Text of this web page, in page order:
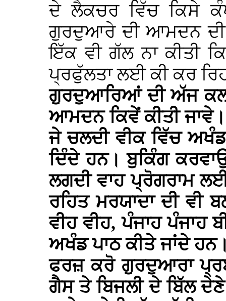
ਦੇ ਲੈਕਚਰ ਵਿੱਚ ਕਿਸੇ
ਗੁਰਦੁਆਰੇ ਦੀ ਆਮਦਨ ਦੀ
ਇੱਕ ਵੀ ਗੱਲ ਨਾ ਕੀਤੀ
ਪ੍ਰਫੁੱਲਤਾ ਲਈ ਕੀ ਕਰ
ਗੁਰਦੁਆਰਿਆਂ ਦੀ ਅੱਜ
ਆਮਦਨ ਕਿਵੇਂ ਕੀਤੀ
ਜੇ ਚਲਦੀ ਵੀਕ ਵਿੱਚ
ਦਿੰਦੇ ਹਨ। ਬੁਕਿੰਗ
ਲਗਦੀ ਵਾਹ ਪ੍ਰੋਗਰਾਮ
ਰਹਿਤ ਮਰਯਾਦਾ ਦੀ ਵੀ
ਵੀਹ ਵੀਹ, ਪੰਜਾਹ ਪੰਜਾਹ
ਅਖੰਡ ਪਾਠ ਕੀਤੇ ਜਾਂਦੇ
ਫਰਜ਼ ਕਰੋ ਗੁਰਦੁਆਰਾ
ਗੈਸ ਤੇ ਬਿਜਲੀ ਦੇ ਬਿੱਲ